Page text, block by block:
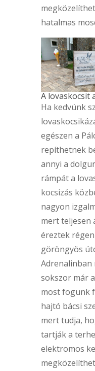
hatalmas
A lovaskocsit
Ha kedvünk
egészen a
repíthetnek
annyi a
rámpát a
kocsizás
nagyon
mert teljesen
éreztek
göröngyös
Adrenalinban
sokszor már
most fogunk
hajtó bácsi
mert tudja,
tartják a
elektromos